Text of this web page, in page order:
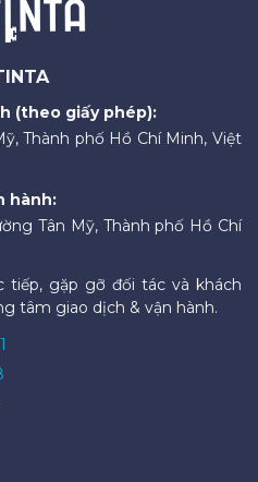
(theo giấy phép):
Thành phố Hồ Chí Minh, Việt
hành:
Tân Mỹ, Thành phố Hồ Chí
tiếp, gặp gỡ đối tác và khách
tâm giao dịch & vận hành.